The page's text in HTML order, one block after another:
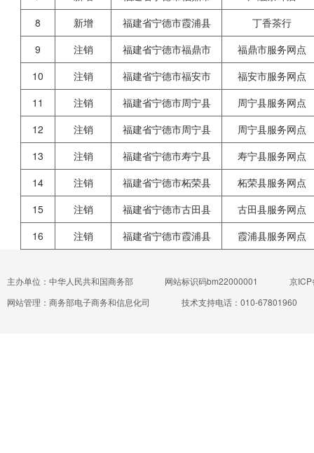
8
新增 福建省宁德市霞浦县
丁香茶行
9
注销 福建省宁德市福鼎市
福鼎市服务网点
10
注销 福建省宁德市福安市
福安市服务网点
11
注销 福建省宁德市周宁县
周宁县服务网点
12
注销 福建省宁德市周宁县
周宁县服务网点
13
注销 福建省宁德市寿宁县
寿宁县服务网点
14
注销 福建省宁德市柘荣县
柘荣县服务网点
15
注销 福建省宁德市古田县
古田县服务网点
16
注销 福建省宁德市霞浦县 霞浦县服务网点
主办单位：中华人民共和国商务部 网站标识码bm22000001
京
网站管理：商务部电子商务和信息化司
技术支持电话：010-67801960